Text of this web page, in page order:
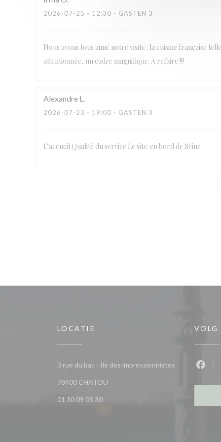
2026-07-25 - 12:30 - GASTEN 3
Nous avons tous aimé notre visite : la cuisine française
attentionnée, un cadre magnifique. A refaire !!!
Alexandre L
2026-07-23 - 19:00 - GASTEN 3
L’accueil Qualité du service Le site: en bord de Seine
LOCATIE
3 rue du bac - Ile des impressionnistes
78400 CHATOU((opent in een nieuw venster))
01 30 09 05 30
VOLG